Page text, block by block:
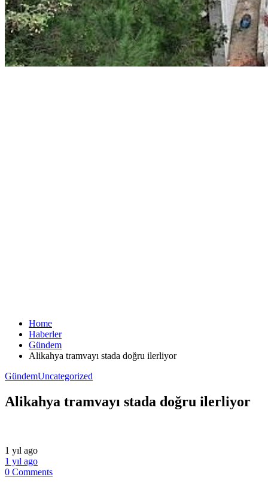
Home
Haberler
Gündem
Alikahya tramvayı stada doğru ilerliyor
GündemUncategorized
Alikahya tramvayı stada doğru ilerliyor
1 yıl ago
1 yıl ago
0 Comments